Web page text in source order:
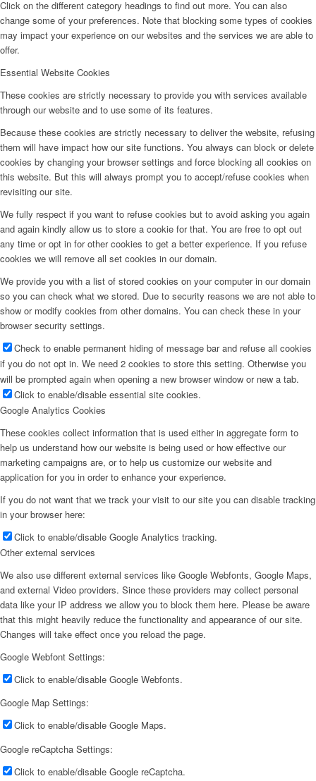
Click on the different category headings to find out more. You can also
change some of your preferences. Note that blocking some types of cookies
may impact your experience on our websites and the services we are able to
offer.
Essential Website Cookies
These cookies are strictly necessary to provide you with services available
through our website and to use some of its features.
Because these cookies are strictly necessary to deliver the website, refusing
them will have impact how our site functions. You always can block or delete
cookies by changing your browser settings and force blocking all cookies on
this website. But this will always prompt you to accept/refuse cookies when
revisiting our site.
We fully respect if you want to refuse cookies but to avoid asking you again
and again kindly allow us to store a cookie for that. You are free to opt out
any time or opt in for other cookies to get a better experience. If you refuse
cookies we will remove all set cookies in our domain.
We provide you with a list of stored cookies on your computer in our domain
so you can check what we stored. Due to security reasons we are not able to
show or modify cookies from other domains. You can check these in your
browser security settings.
Check to enable permanent hiding of message bar and refuse all cookies
if you do not opt in. We need 2 cookies to store this setting. Otherwise you
will be prompted again when opening a new browser window or new a tab.
Click to enable/disable essential site cookies.
Google Analytics Cookies
These cookies collect information that is used either in aggregate form to
help us understand how our website is being used or how effective our
marketing campaigns are, or to help us customize our website and
application for you in order to enhance your experience.
If you do not want that we track your visit to our site you can disable tracking
in your browser here:
Click to enable/disable Google Analytics tracking.
Other external services
We also use different external services like Google Webfonts, Google Maps,
and external Video providers. Since these providers may collect personal
data like your IP address we allow you to block them here. Please be aware
that this might heavily reduce the functionality and appearance of our site.
Changes will take effect once you reload the page.
Google Webfont Settings:
Click to enable/disable Google Webfonts.
Google Map Settings:
Click to enable/disable Google Maps.
Google reCaptcha Settings:
Click to enable/disable Google reCaptcha.